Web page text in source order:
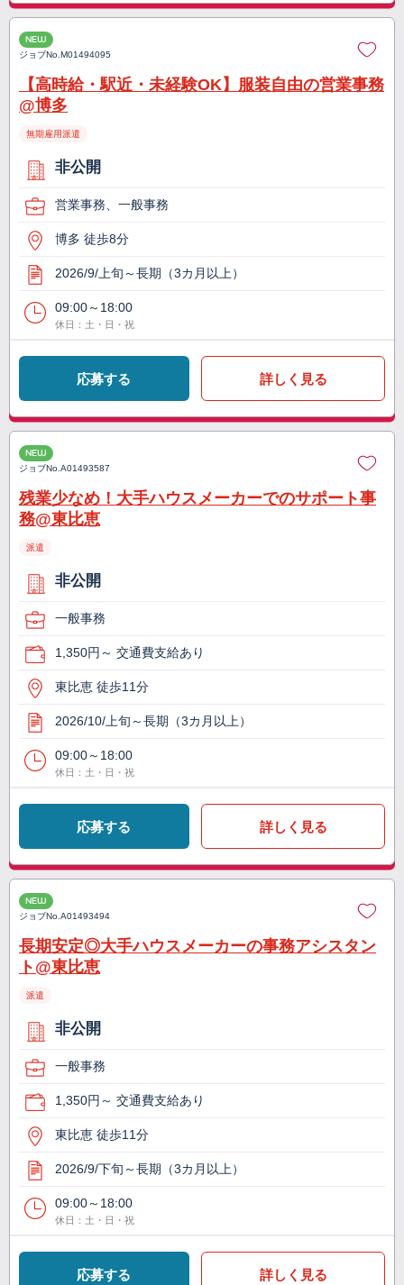
NEW
ジョブNo.M01494095
【高時給・駅近・未経験OK】服装自由の営業事務
@博多
無期雇用派遣
非公開
営業事務、一般事務
博多 徒歩8分
2026/9/上旬～長期（3カ月以上）
09:00～18:00
休日：土・日・祝
応募する 詳しく見る
NEW
ジョブNo.A01493587
残業少なめ！大手ハウスメーカーでのサポート事
務@東比恵
派遣
非公開
一般事務
1,350円～ 交通費支給あり
東比恵 徒歩11分
2026/10/上旬～長期（3カ月以上）
09:00～18:00
休日：土・日・祝
応募する 詳しく見る
NEW
ジョブNo.A01493494
長期安定◎大手ハウスメーカーの事務アシスタン
ト@東比恵
派遣
非公開
一般事務
1,350円～ 交通費支給あり
東比恵 徒歩11分
2026/9/下旬～長期（3カ月以上）
09:00～18:00
休日：土・日・祝
応募する 詳しく見る